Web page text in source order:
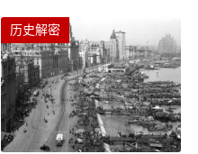
历史解密